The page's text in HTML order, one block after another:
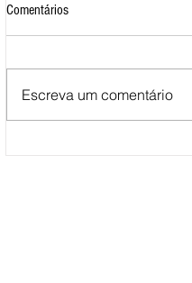
Comentários
Escreva um comentário